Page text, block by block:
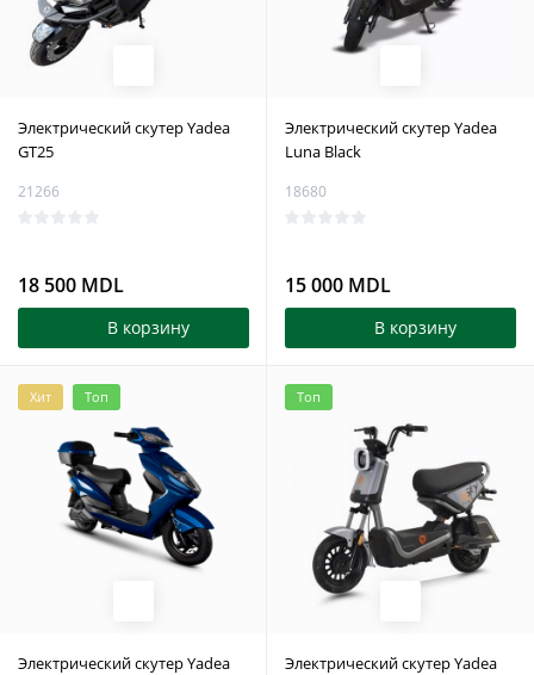
Электрический скутер Yadea
GT25
21266
18 500 MDL
В корзину
Электрический скутер Yadea
Luna Black
18680
15 000 MDL
В корзину
Хит Топ
Электрический скутер Yadea
Топ
Электрический скутер Yadea